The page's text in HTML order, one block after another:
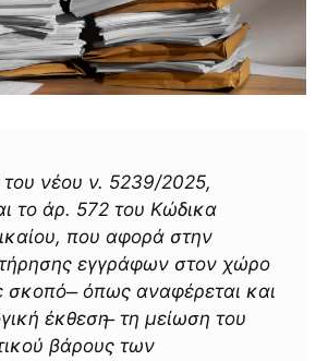
νέου ν. 5239/2025,
το άρ. 572 του Κώδικα
που αφορά στην
εγγράφων στον χώρο
σκοπό ̶ όπως αναφέρεται και
έκθεση ̶ τη μείωση του
βάρους των